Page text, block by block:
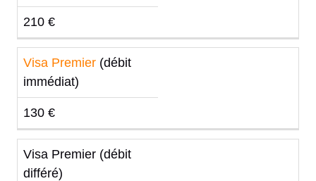
210 €
Visa Premier (débit
immédiat)
130 €
Visa Premier (débit
différé)